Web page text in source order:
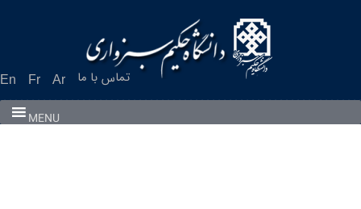
En Fr Ar تماس با ما
MENU